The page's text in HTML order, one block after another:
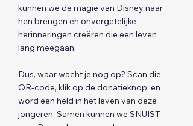
kunnen we de magie van Disney naar
hen brengen en onvergetelijke
herinneringen creëren die een leven
lang meegaan.
Dus, waar wacht je nog op? Scan die
QR-code, klik op de donatieknop, en
word een held in het leven van deze
jongeren. Samen kunnen we SNUIST